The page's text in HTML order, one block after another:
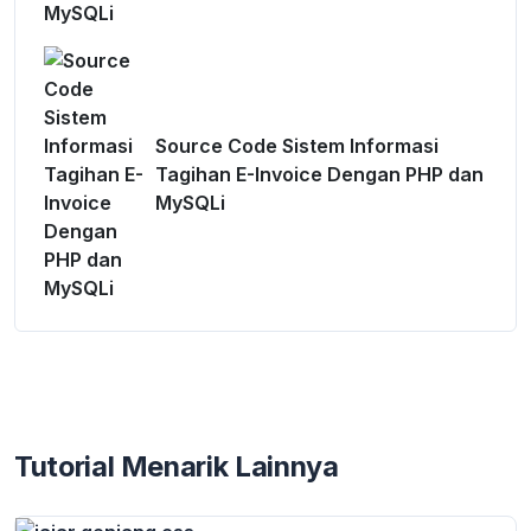
Source Code Sistem Informasi
Tagihan E-Invoice Dengan PHP dan
MySQLi
Tutorial Menarik Lainnya